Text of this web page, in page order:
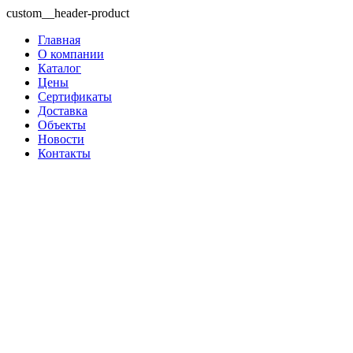
custom__header-product
Главная
О компании
Каталог
Цены
Сертификаты
Доставка
Объекты
Новости
Контакты